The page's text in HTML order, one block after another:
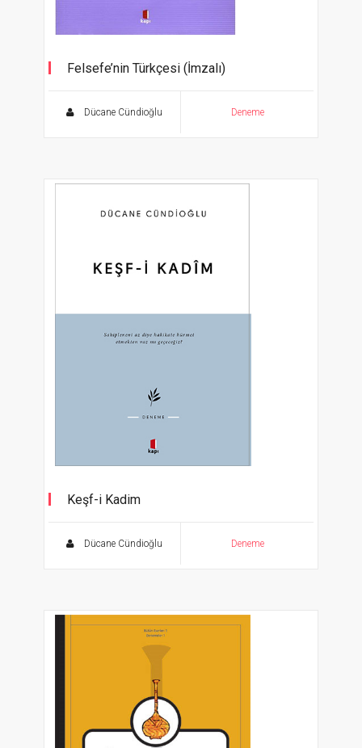
Felsefe’nin Türkçesi (İmzalı)
Dücane Cündioğlu Deneme
Keşf-i Kadim
vaz mı geçeceğiz?
Dücane Cündioğlu Deneme